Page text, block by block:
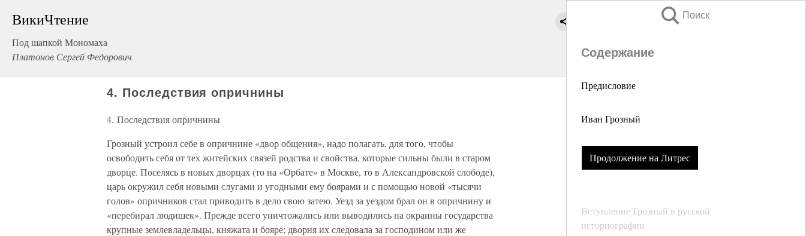
ВикиЧтение
Под шапкой Мономаха
Платонов Сергей Федорович
Поиск
Содержание
Предисловие
Иван Грозный
Продолжение на Литрес
Вступление Грозный в русской
историографии
4. Последствия опричнины
4. Последствия опричнины
Грозный устроил себе в опричнине «двор общения», надо полагать, для того, чтобы
освободить себя от тех житейских связей родства и свойства, которые сильны были в старом
дворце. Поселясь в новых дворцах (то на «Орбате» в Москве, то в Александровской слободе),
царь окружил себя новыми слугами и угодными ему боярами и с помощью новой «тысячи
голов» опричников стал приводить в дело свою затею. Уезд за уездом брал он в опричнину и
«перебирал людишек». Прежде всего уничтожались или выводились на окраины государства
крупные землевладельцы, княжата и бояре; дворня их следовала за господином или же